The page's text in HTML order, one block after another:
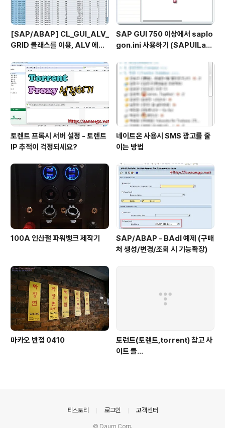
[SAP/ABAP] CL_GUI_ALV_
GRID 클래스를 이용, ALV 에서
SAP GUI 750 이상에서 saplo
gon.ini 사용하기 (SAPUILan
토렌트 프록시 서버 설정 - 토렌트
IP 추적이 걱정되세요?
네이트온 사용시 SMS 광고를 줄
이는 방법
100A 인산철 파워뱅크 제작기
SAP/ABAP - BAdI 예제 (구매
처 생성/변경/조회 시 기능확장)
마카오 반점 0410
토런트(토렌트,torrent) 참고 사
이트 들...
티스토리 로그인 고객센터
© Daum Corp.